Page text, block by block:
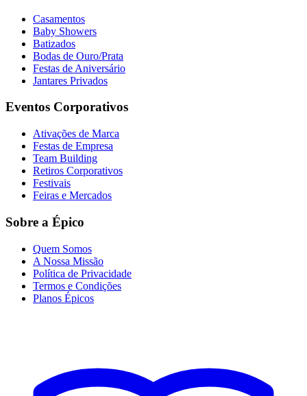
Casamentos
Baby Showers
Batizados
Bodas de Ouro/Prata
Festas de Aniversário
Jantares Privados
Eventos Corporativos
Ativações de Marca
Festas de Empresa
Team Building
Retiros Corporativos
Festivais
Feiras e Mercados
Sobre a Épico
Quem Somos
A Nossa Missão
Política de Privacidade
Termos e Condições
Planos Épicos